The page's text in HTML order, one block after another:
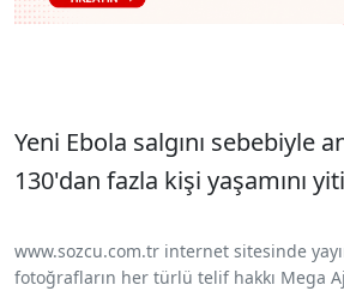
Yeni Ebola salgını sebebiyle
130'dan fazla kişi yaşamını
www.sozcu.com.tr internet sitesinde
fotoğrafların her türlü telif hakkı Mega